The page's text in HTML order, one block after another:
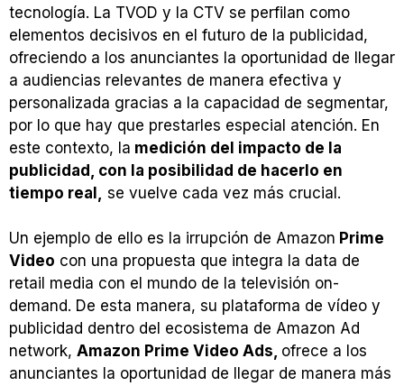
tecnología. La TVOD y la CTV se perfilan como
elementos decisivos en el futuro de la publicidad,
ofreciendo a los anunciantes la oportunidad de llegar
a audiencias relevantes de manera efectiva y
personalizada gracias a la capacidad de segmentar,
por lo que hay que prestarles especial atención. En
este contexto, la medición del impacto de la
publicidad, con la posibilidad de hacerlo en
tiempo real, se vuelve cada vez más crucial.
Un ejemplo de ello es la irrupción de Amazon Prime
Video con una propuesta que integra la data de
retail media con el mundo de la televisión on-
demand. De esta manera, su plataforma de vídeo y
publicidad dentro del ecosistema de Amazon Ad
network, Amazon Prime Video Ads, ofrece a los
anunciantes la oportunidad de llegar de manera más